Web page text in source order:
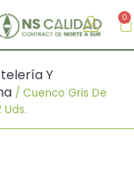
0
Y
/ Cuenco Gris De